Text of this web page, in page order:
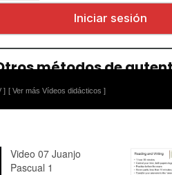
] [ Ver más Vídeos didácticos ]
Video 07 Juanjo
Pascual 1